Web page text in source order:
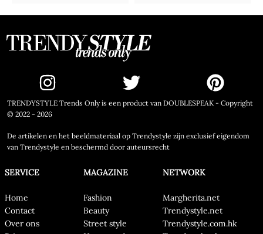
TRENDYSTYLE Trends Only is een product van DOUBLESPEAK - Copyright
© 2022 - 2026
De artikelen en het beeldmateriaal op Trendystyle zijn exclusief eigendom
van Trendystyle en beschermd door auteursrecht
SERVICE
Home
Contact
Over ons
MAGAZINE
Fashion
Beauty
Street style
NETWORK
Margherita.net
Trendystyle.net
Trendystyle.com.hk